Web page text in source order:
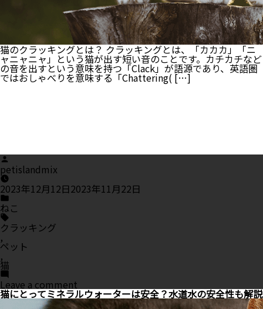
た
ら
良
い？
猫のクラッキングとは？ クラッキングとは、「カカカ」「ニ
ャニャニャ」という猫が出す短い音のことです。カチカチなど
の音を出すという意味を持つ「Clack」が語源であり、英語圏
ではおしゃべりを意味する「Chattering( […]
Posted
by
petislandmix
2023年12月12日2023年11月22日
Posted
in
ねこ
Tags:
クラッキング
,
ペット
,
猫
Leave a comment
猫
は
猫にとってミネラルウォーターは安全？水道水の安全性も解説